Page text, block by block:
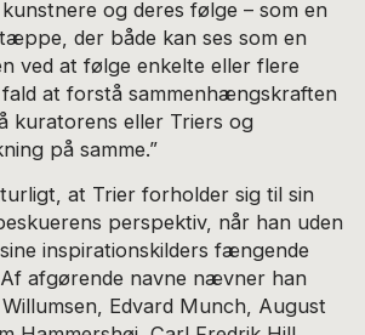
og deres følge – som en
der både kan ses som en
ved at følge enkelte eller flere
at forstå sammenhængskraften
kuratorens eller Triers og
på samme.”
at Trier forholder sig til sin
perspektiv, når han uden
inspirationskilders fængende
afgørende navne nævner han
Edvard Munch, August